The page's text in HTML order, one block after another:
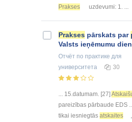
Prakses
uzdevumi: 1. ...
Prakses pārskats par
Valsts ieņēmumu
Отчёт по практике для
университета
30
... 15.datumam. [27]
pareizības pārbaude EDS
tikai iesniegtās atskaites